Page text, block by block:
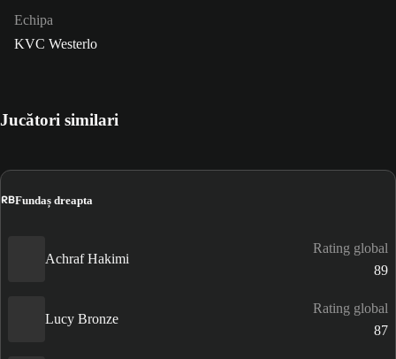
Echipa
KVC Westerlo
Jucători similari
RBFundaș dreapta
Achraf Hakimi
Rating global
89
Lucy Bronze
Rating global
87